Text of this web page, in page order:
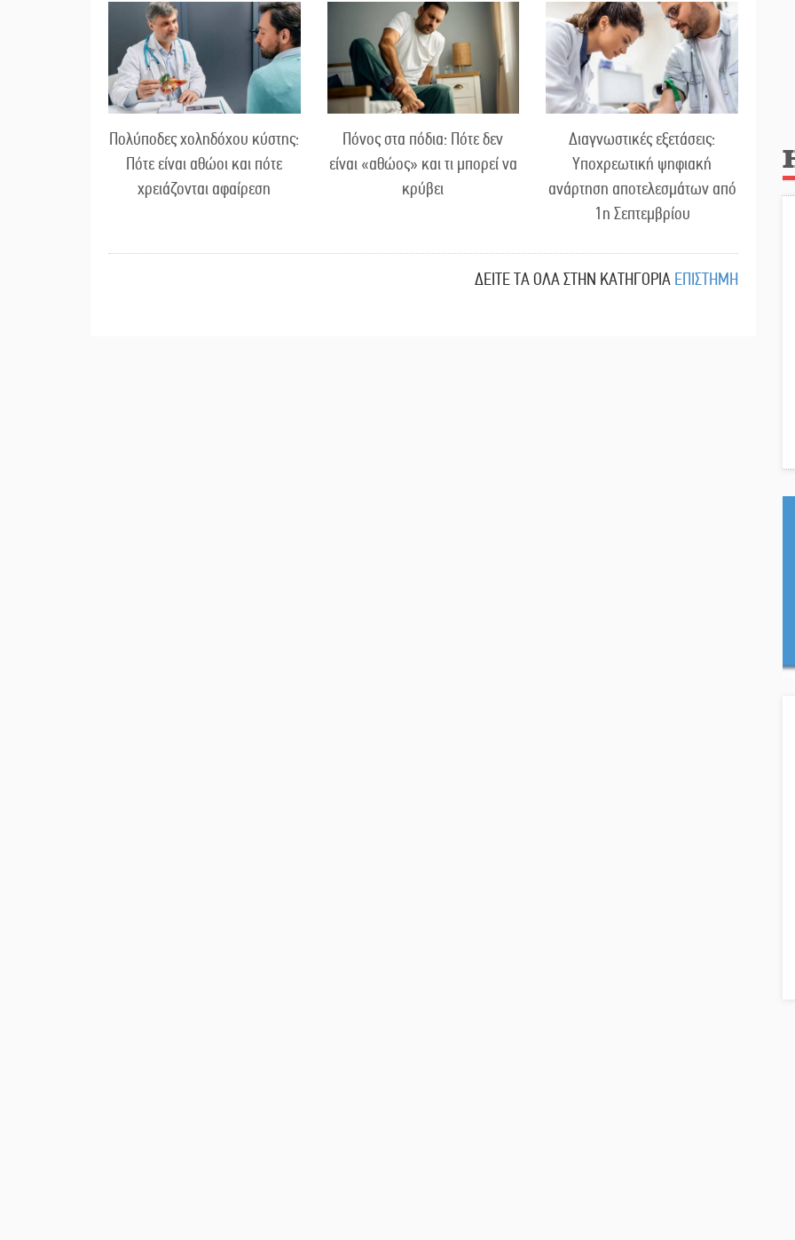
Πολύποδες χοληδόχου κύστης:
Πότε είναι αθώοι και πότε
χρειάζονται αφαίρεση
Πόνος στα πόδια: Πότε δεν
είναι «αθώος» και τι μπορεί να
κρύβει
Διαγνωστικές εξετάσεις:
Υποχρεωτική ψηφιακή
ανάρτηση αποτελεσμάτων από
1η Σεπτεμβρίου
ΔΕΙΤΕ ΤΑ ΟΛΑ ΣΤΗΝ ΚΑΤΗΓΟΡΙΑ ΕΠΙΣΤΗΜΗ